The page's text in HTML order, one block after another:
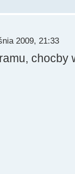
2009, 21:33
chocby